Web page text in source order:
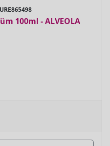
100ml - ALVEOLA